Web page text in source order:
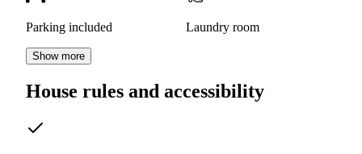
Parking included Laundry room
Show more
House rules and accessibility